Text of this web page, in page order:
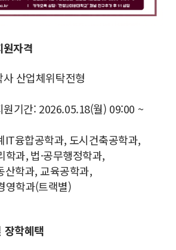
자격
산업체위탁전형
기간: 2026.05.18(월) 09:00 ~
융합공학과, 도시건축공학과,
학과, 법·공무행정학과,
, 교육공학과,
영학과(트랙별)
장학혜택